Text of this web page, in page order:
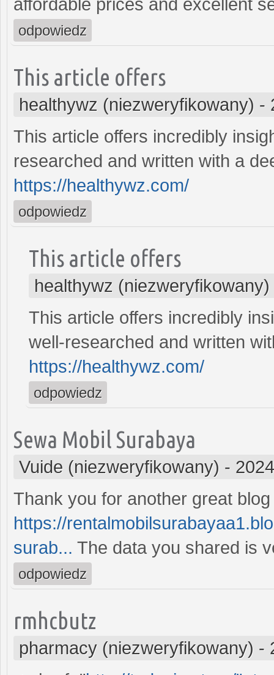
affordable prices and excellent
odpowiedz
This article offers
healthywz (niezweryfikowany) -
This article offers incredibly
researched and written with a
https://healthywz.com/
odpowiedz
This article offers
healthywz (niezweryfikowany)
This article offers incredibly
well-researched and written
https://healthywz.com/
odpowiedz
Sewa Mobil Surabaya
Vuide (niezweryfikowany) -
Thank you for another great
https://
surab... The data you shared is
odpowiedz
rmhcbutz
pharmacy (niezweryfikowany) -